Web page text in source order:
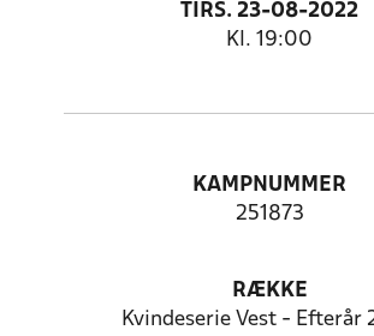
TIRS. 23-08-2022
Kl. 19:00
KAMPNUMMER
251873
RÆKKE
Kvindeserie Vest - Efterår